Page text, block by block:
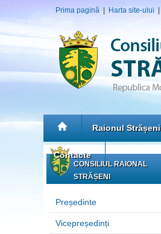
Prima pagină Harta site-ului
Raionul Strășeni
Contacte
CONSILIUL RAIONAL
STRĂȘENI
Președinte
Vicepreședinți